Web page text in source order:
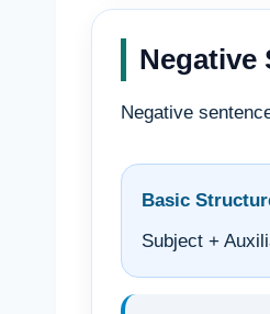
Negative
Negative sentence
Basic
Subject +